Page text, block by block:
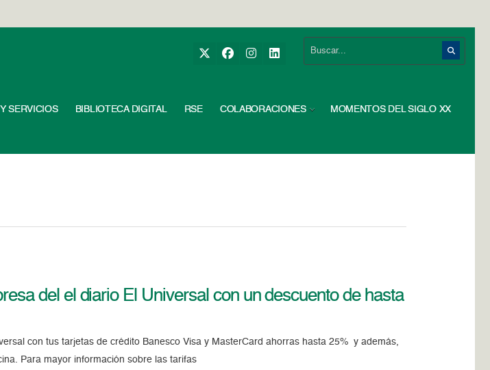
SERVICIOS BIBLIOTECA DIGITAL RSE COLABORACIONES MOMENTOS DEL SIGLO XX
del el diario El Universal con un descuento de hasta
con tus tarjetas de crédito Banesco Visa y MasterCard ahorras hasta 25% y además,
Para mayor información sobre las tarifas